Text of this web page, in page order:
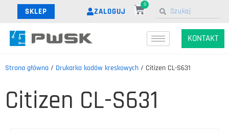
SKLEP ZALOGUJ
0
KONTAKT
Strona główna / Drukarka kodów kreskowych / Citizen CL-S631
Citizen CL-S631